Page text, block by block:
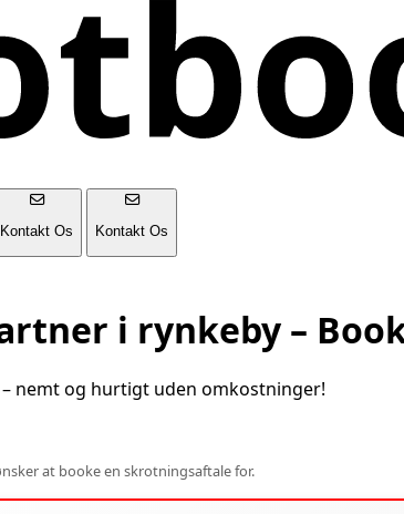
Kontakt Os Kontakt Os
i rynkeby –
– nemt og hurtigt uden omkostninger!
at booke en skrotningsaftale for.